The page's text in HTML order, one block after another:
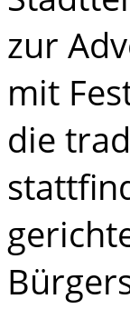
zur
mit
die